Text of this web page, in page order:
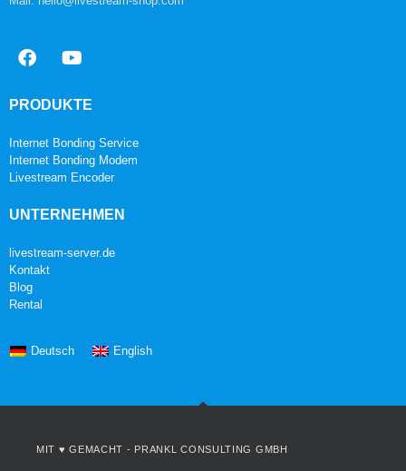
PRODUKTE
Internet Bonding Service
Internet Bonding Modem
Livestream Encoder
UNTERNEHMEN
livestream-server.de
Kontakt
Blog
Rental
Deutsch English
MIT ♥ GEMACHT - PRANKL CONSULTING GMBH